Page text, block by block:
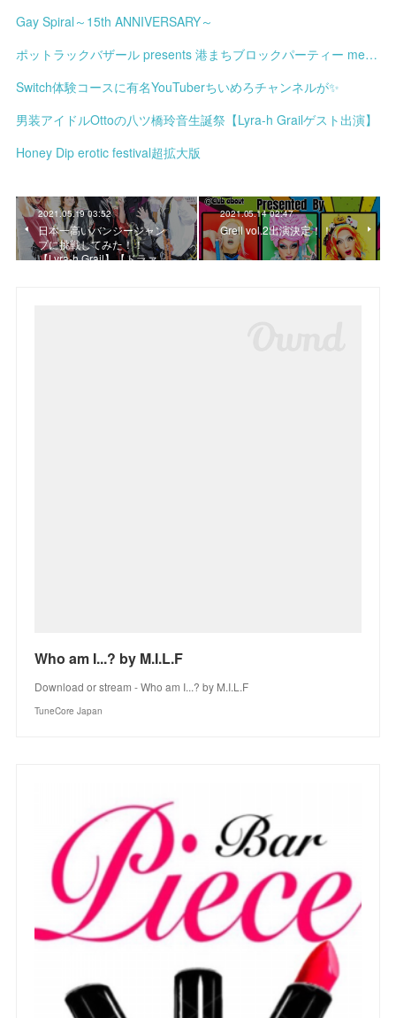
Gay Spiral～15th ANNIVERSARY～
ポットラックバザール presents 港まちブロックパーティー meets みなと土曜市
Switch体験コースに有名YouTuberちいめろチャンネルが✨
男装アイドルOttoの八ツ橋玲音生誕祭【Lyra-h Grailゲスト出演】
Honey Dip erotic festival超拡大版
2021.05.19 03:52
日本一高いバンジージャン
プに挑戦してみた！！
【Lyra-h.Grail】【ドラァ…
2021.05.14 02:47
Grell vol.2出演決定！！
Who am I...? by M.I.L.F
Download or stream - Who am I...? by M.I.L.F
TuneCore Japan